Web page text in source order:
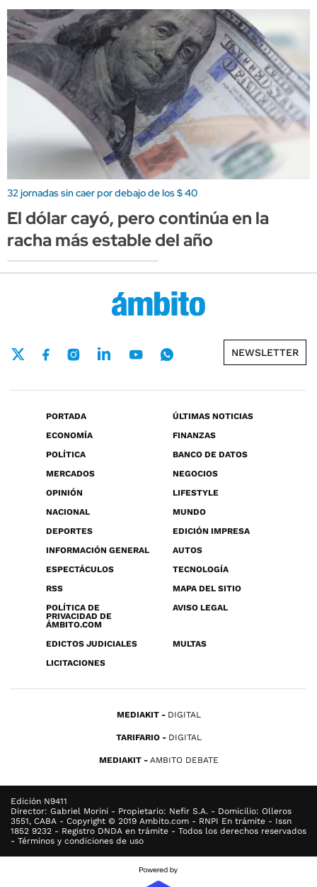
32 jornadas sin caer por debajo de los $ 40
El dólar cayó, pero continúa en la
racha más estable del año
NEWSLETTER
PORTADA
ÚLTIMAS NOTICIAS
ECONOMÍA
FINANZAS
POLÍTICA
BANCO DE DATOS
MERCADOS
NEGOCIOS
OPINIÓN
LIFESTYLE
NACIONAL
MUNDO
DEPORTES
EDICIÓN IMPRESA
INFORMACIÓN GENERAL
AUTOS
ESPECTÁCULOS
TECNOLOGÍA
RSS
MAPA DEL SITIO
POLÍTICA DE
PRIVACIDAD DE
ÁMBITO.COM
AVISO LEGAL
EDICTOS JUDICIALES
MULTAS
LICITACIONES
MEDIAKIT DIGITAL
TARIFARIO DIGITAL
MEDIAKIT AMBITO DEBATE
Edición N9411
Director: Gabriel Morini - Propietario: Nefir S.A. - Domicilio: Olleros
3551, CABA - Copyright © 2019 Ambito.com - RNPI En trámite - Issn
1852 9232 - Registro DNDA en trámite - Todos los derechos reservados
- Términos y condiciones de uso